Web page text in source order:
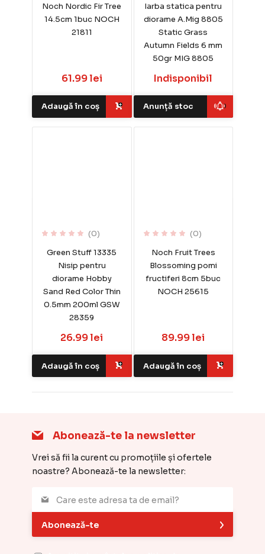
Noch Nordic Fir Tree
14.5cm 1buc NOCH
21811
61.99 lei
Adaugă în coș
Iarba statica pentru
diorame A.Mig 8805
Static Grass
Autumn Fields 6 mm
50gr MIG 8805
Indisponibil
Anunță stoc
(0)
Green Stuff 13335
Nisip pentru
diorame Hobby
Sand Red Color Thin
0.5mm 200ml GSW
28359
26.99 lei
Adaugă în coș
(0)
Noch Fruit Trees
Blossoming pomi
fructiferi 8cm 5buc
NOCH 25615
89.99 lei
Adaugă în coș
Abonează-te la newsletter
Vrei să fii la curent cu promoțiile și ofertele
noastre? Abonează-te la newsletter:
Abonează-te